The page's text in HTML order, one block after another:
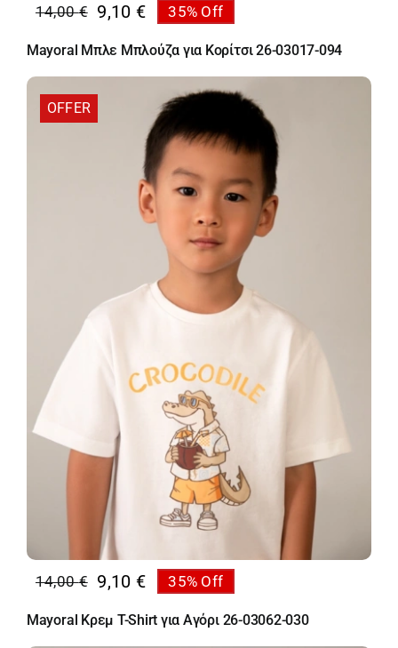
14,00€
Original
price
was:
9,10 €
Η
τρέχουσα
τιμή
9,10 €.
35% Off
Mayoral Μπλε Μπλούζα για Κορίτσι 26-03017-094
OFFER
14,00€
Original
price
was:
9,10 €
Η
τρέχουσα
τιμή
35% Off
Mayoral Κρεμ T-Shirt για Αγόρι 26-03062-030